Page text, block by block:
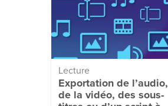
Lecture
Exportation de l’audio,
de la vidéo, des sous-